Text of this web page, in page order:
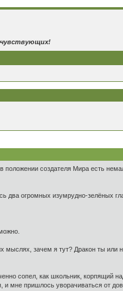
создателя Мира есть
два огромных изумрудно-зелёных
мыслях, зачем я тут? Дракон ты
сопел, как школьник, корпящий
мне пришлось уворачиваться от